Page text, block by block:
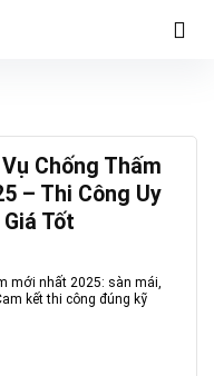
Chống Thấm
– Thi Công Uy
Tốt
mới nhất 2025: sàn mái,
kết thi công đúng kỹ